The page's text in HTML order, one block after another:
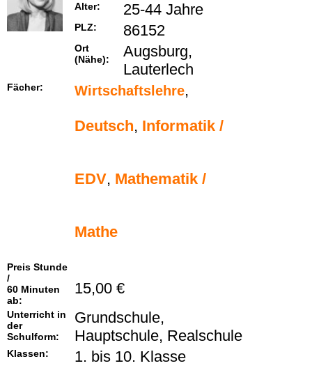
Alter: 25-44 Jahre
PLZ: 86152
Ort
(Nähe):
Augsburg,
Lauterlech
Fächer: Wirtschaftslehre,
Deutsch, Informatik /
EDV, Mathematik /
Mathe
Preis Stunde
/
60 Minuten
ab:
15,00 €
Unterricht in
der
Schulform:
Grundschule,
Hauptschule, Realschule
Klassen: 1. bis 10. Klasse